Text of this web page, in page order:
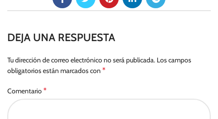
DEJA UNA RESPUESTA
Tu dirección de correo electrónico no será publicada. Los campos
obligatorios están marcados con *
Comentario*